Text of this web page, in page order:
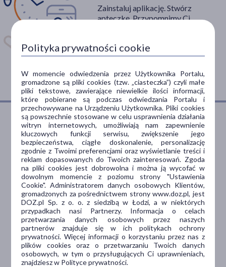
Zainstaluj aplikację. Stwórz
apteczkę. Przypomnimy Ci
Dostępna w
Dlaczego DOZ.pl
Niższe koszta leczenia
Darmowa dostawa do Apteki
Bezpłatna Infolinia dla
Pacjentów.
Bezpieczeństwo
Polityka prywatności cookie
W momencie odwiedzenia przez Użytkownika Portalu,
gromadzone są pliki cookies (tzw. „ciasteczka”) czyli małe
pliki tekstowe, zawierające niewielkie ilości informacji,
które pobierane są podczas odwiedzania Portalu i
przechowywane na Urządzeniu Użytkownika. Pliki cookies
są powszechnie stosowane w celu usprawnienia działania
witryn internetowych, umożliwiają nam zapewnienie
kluczowych funkcji serwisu, zwiększenie jego
bezpieczeństwa, ciągłe doskonalenie, personalizację
zgodnie z Twoimi preferencjami oraz wyświetlanie treści i
reklam dopasowanych do Twoich zainteresowań. Zgoda
na pliki cookies jest dobrowolna i można ją wycofać w
dowolnym momencie z poziomu strony "Ustawienia
Cookie". Administratorem danych osobowych Klientów,
gromadzonych za pośrednictwem strony www.doz.pl, jest
DOZ.pl Sp. z o. o. z siedzibą w Łodzi, a w niektórych
przypadkach nasi Partnerzy. Informacja o celach
przetwarzania danych osobowych przez naszych
partnerów znajduje się w ich politykach ochrony
prywatności. Więcej informacji o korzystaniu przez nas z
plików cookies oraz o przetwarzaniu Twoich danych
osobowych, w tym o przysługujących Ci uprawnieniach,
znajdziesz w Polityce prywatności.